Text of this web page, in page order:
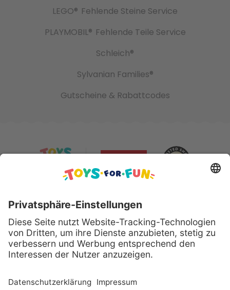
LEGO® Fehlende Steine Service
PLAYMOBIL® Fehlende Teile Service
Schleich®
Sylvanian Families®
Gutscheine & Rabattcodes
Sicher bezahlen mit: